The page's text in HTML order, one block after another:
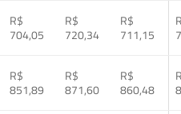
R$
704,05
R$
720,34
R$
711,15
R$
851,89
R$
871,60
R$
860,48